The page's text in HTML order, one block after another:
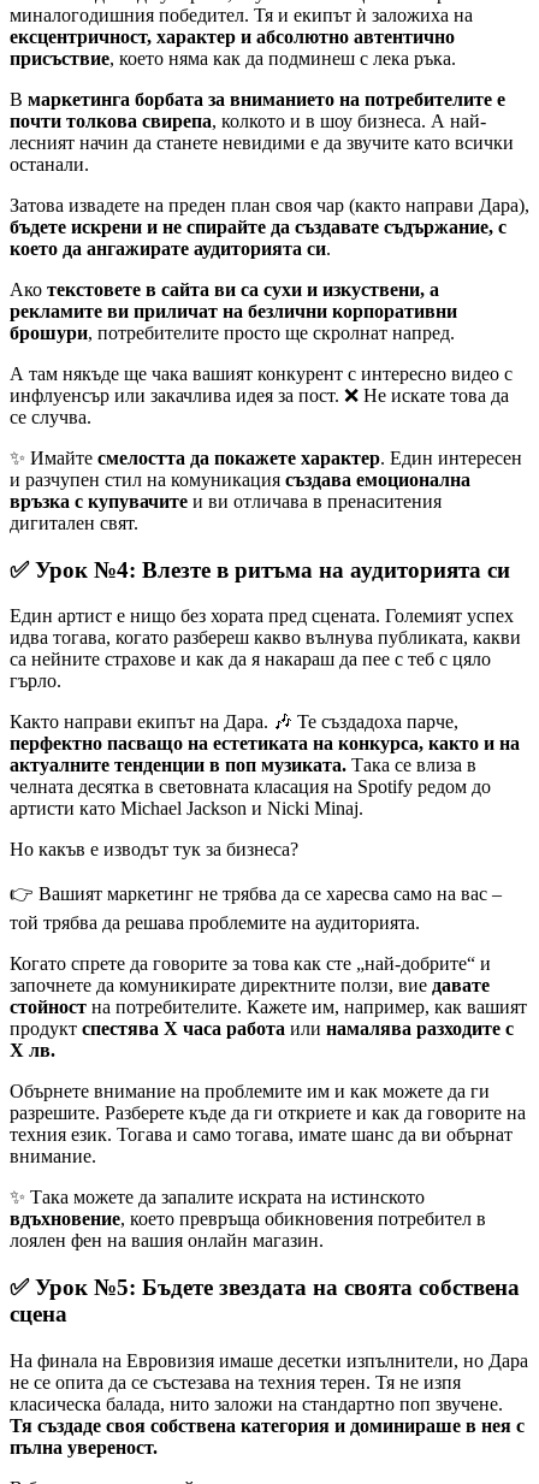
миналогодишния победител. Тя и екипът ѝ заложиха на
ексцентричност, характер и абсолютно автентично
присъствие, което няма как да подминеш с лека ръка.
В маркетинга борбата за вниманието на потребителите е
почти толкова свирепа, колкото и в шоу бизнеса. А най-
лесният начин да станете невидими е да звучите като всички
останали.
Затова извадете на преден план своя чар (както направи Дара),
бъдете искрени и не спирайте да създавате съдържание, с
което да ангажирате аудиторията си.
Ако текстовете в сайта ви са сухи и изкуствени, а
рекламите ви приличат на безлични корпоративни
брошури, потребителите просто ще скролнат напред.
А там някъде ще чака вашият конкурент с интересно видео с
инфлуенсър или закачлива идея за пост. ❌ Не искате това да
се случва.
✨ Имайте смелостта да покажете характер. Един интересен
и разчупен стил на комуникация създава емоционална
връзка с купувачите и ви отличава в пренаситения
дигитален свят.
✅ Урок №4: Влезте в ритъма на аудиторията си
Един артист е нищо без хората пред сцената. Големият успех
идва тогава, когато разбереш какво вълнува публиката, какви
са нейните страхове и как да я накараш да пее с теб с цяло
гърло.
Както направи екипът на Дара. 🎶 Те създадоха парче,
перфектно пасващо на естетиката на конкурса, както и на
актуалните тенденции в поп музиката. Така се влиза в
челната десятка в световната класация на Spotify редом до
артисти като Michael Jackson и Nicki Minaj.
Но какъв е изводът тук за бизнеса?
👉 Вашият маркетинг не трябва да се харесва само на вас –
той трябва да решава проблемите на аудиторията.
Когато спрете да говорите за това как сте „най-добрите“ и
започнете да комуникирате директните ползи, вие давате
стойност на потребителите. Кажете им, например, как вашият
продукт спестява Х часа работа или намалява разходите с
Х лв.
Обърнете внимание на проблемите им и как можете да ги
разрешите. Разберете къде да ги откриете и как да говорите на
техния език. Тогава и само тогава, имате шанс да ви обърнат
внимание.
✨ Така можете да запалите искрата на истинското
вдъхновение, което превръща обикновения потребител в
лоялен фен на вашия онлайн магазин.
✅ Урок №5: Бъдете звездата на своята собствена
сцена
На финала на Евровизия имаше десетки изпълнители, но Дара
не се опита да се състезава на техния терен. Тя не изпя
класическа балада, нито заложи на стандартно поп звучене.
Тя създаде своя собствена категория и доминираше в нея с
пълна увереност.